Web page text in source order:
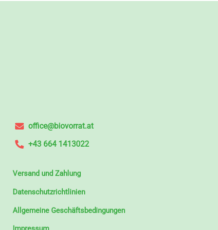
office@biovorrat.at
+43 664 1413022
Versand und Zahlung
Datenschutzrichtlinien
Allgemeine Geschäftsbedingungen